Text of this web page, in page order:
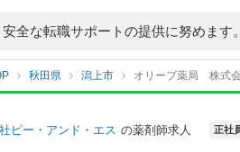
全な転職サポートの提供に努めます。
秋田県 潟上市 オリーブ薬局 株式
ピー・アンド・エス の薬剤師求人 正社